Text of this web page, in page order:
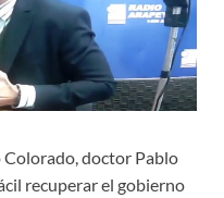
Colorado, doctor Pablo
recuperar el gobierno